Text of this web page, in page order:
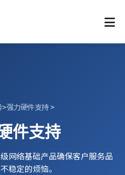
>强力硬件支持>
件支持
网络基础产品确保客户服务品
稳定的烦恼。